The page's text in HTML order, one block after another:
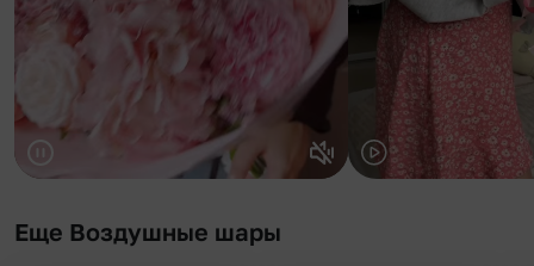
Еще Воздушные шары